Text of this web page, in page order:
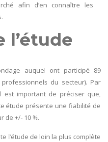
afin d’en connaître les
l’étude
auquel ont participé 89
du secteur). Par
est important de préciser que,
étude présente une fiabilité de
de +/- 10 %.
l’étude de loin la plus complète